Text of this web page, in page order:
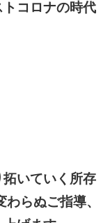
コロナの時代
いていく所存
らぬご指導、